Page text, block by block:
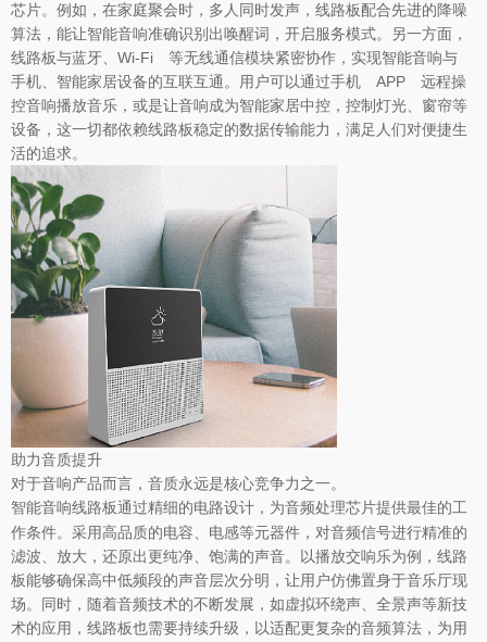
芯片。例如，在家庭聚会时，多人同时发声，线路板配合先进的降噪
算法，能让智能音响准确识别出唤醒词，开启服务模式。另一方面，
线路板与蓝牙、Wi-Fi 等无线通信模块紧密协作，实现智能音响与
手机、智能家居设备的互联互通。用户可以通过手机 APP 远程操
控音响播放音乐，或是让音响成为智能家居中控，控制灯光、窗帘等
设备，这一切都依赖线路板稳定的数据传输能力，满足人们对便捷生
活的追求。
助力音质提升
对于音响产品而言，音质永远是核心竞争力之一。
智能音响线路板通过精细的电路设计，为音频处理芯片提供最佳的工
作条件。采用高品质的电容、电感等元器件，对音频信号进行精准的
滤波、放大，还原出更纯净、饱满的声音。以播放交响乐为例，线路
板能够确保高中低频段的声音层次分明，让用户仿佛置身于音乐厅现
场。同时，随着音频技术的不断发展，如虚拟环绕声、全景声等新技
术的应用，线路板也需要持续升级，以适配更复杂的音频算法，为用